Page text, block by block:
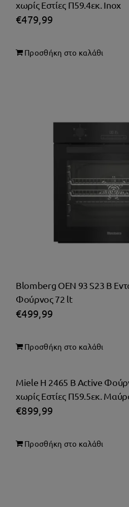
χωρίς Εστίες Π59.4εκ. Inox
€479,99
Προσθήκη στο καλάθι
Blomberg OEN 93 S23 B
Φούρνος 72 lt
€499,99
Προσθήκη στο καλάθι
Miele Η 2465 B Active
χωρίς Εστίες Π59.5εκ.
€899,99
Προσθήκη στο καλάθι